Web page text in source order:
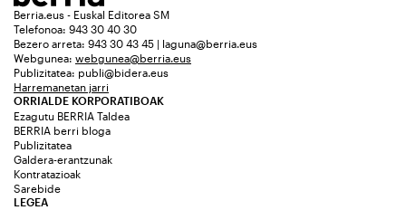
Berria.eus - Euskal Editorea SM
Telefonoa: 943 30 40 30
Bezero arreta: 943 30 43 45 | laguna@berria.eus
Webgunea: webgunea@berria.eus
Publizitatea: publi@bidera.eus
Harremanetan jarri
ORRIALDE KORPORATIBOAK
Ezagutu BERRIA Taldea
BERRIA berri bloga
Publizitatea
Galdera-erantzunak
Kontratazioak
Sarebide
LEGEA